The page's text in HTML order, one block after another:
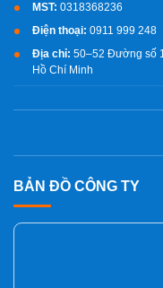
BẢN ĐỒ CÔNG TY
MST: 0318368236
Điện thoại: 0911 999 248
Địa chỉ: 50–52 Đường số
Hồ Chí Minh